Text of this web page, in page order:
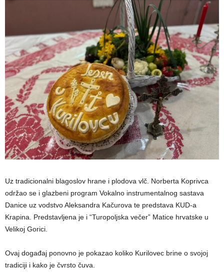
Uz tradicionalni blagoslov hrane i plodova vlč. Norberta Koprivca
održao se i glazbeni program Vokalno instrumentalnog sastava
Danice uz vodstvo Aleksandra Kačurova te predstava KUD-a
Krapina. Predstavljena je i “Turopoljska večer” Matice hrvatske u
Velikoj Gorici.
Ovaj događaj ponovno je pokazao koliko Kurilovec brine o svojoj
tradiciji i kako je čvrsto čuva.